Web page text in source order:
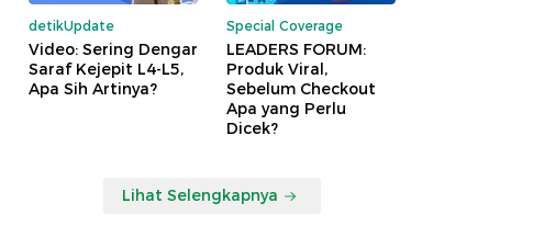
detikUpdate
Video: Sering Dengar
Saraf Kejepit L4-L5,
Apa Sih Artinya?
Special Coverage
LEADERS FORUM:
Produk Viral,
Sebelum Checkout
Apa yang Perlu
Dicek?
Lihat Selengkapnya